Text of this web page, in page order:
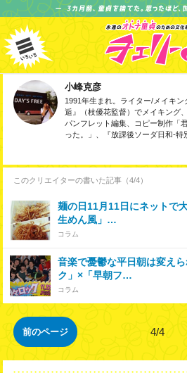
小峰克彦
1991年生まれ。ライター/メイキ
逅』（枝優花監督）でメイキング
パンフレット編集、コピー制作「
った。」、『放課後ソーダ日和-
制作「ソーダの泡みたいに一瞬。
大学在学中より霜田明寛編集長の
を受ける。雑誌『東京グラフィテ
YOU.net』、『リアルサウンド テ
哲史監督の現場でドキュメンタリ
粘土』（梅沢壮一監督）、『過ぎ
督）をはじめ、映画やライブの現
このクリエイターの書いた記事（4/4）
麺の日11月11日にネットで
生めん風」…
コラム
音楽で憂鬱な平日朝は変え
ク」×「早朝フ…
コラム
4/4
前のページ